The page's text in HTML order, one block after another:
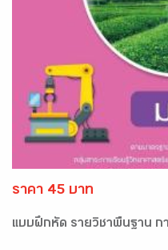
ราคา 45 บาท
แบบฝึกหัด รายวิชาพื้นฐาน กา